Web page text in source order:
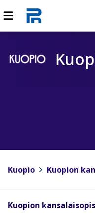
Kuopio Kuopion
Kuopion